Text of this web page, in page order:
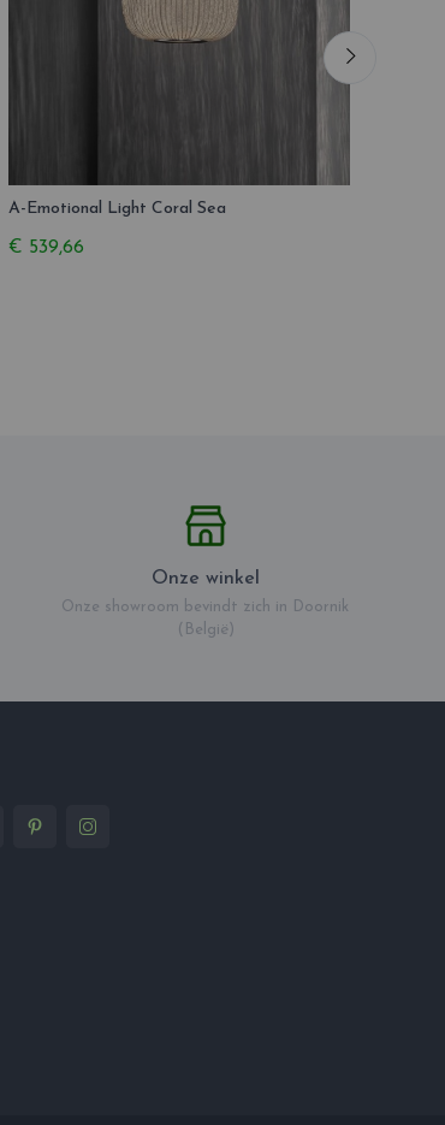
A-Emotional Light Coral Sea
€ 539,66
Onze winkel
Onze showroom bevindt zich in Doornik
(België)